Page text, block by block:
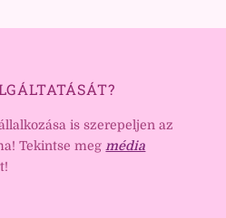
is szerepeljen az
Tekintse meg média